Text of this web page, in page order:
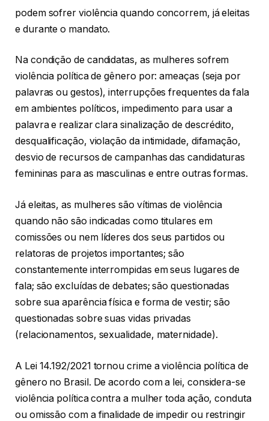
podem sofrer violência quando concorrem, já eleitas
e durante o mandato.
Na condição de candidatas, as mulheres sofrem
violência política de gênero por: ameaças (seja por
palavras ou gestos), interrupções frequentes da fala
em ambientes políticos, impedimento para usar a
palavra e realizar clara sinalização de descrédito,
desqualificação, violação da intimidade, difamação,
desvio de recursos de campanhas das candidaturas
femininas para as masculinas e entre outras formas.
Já eleitas, as mulheres são vítimas de violência
quando não são indicadas como titulares em
comissões ou nem líderes dos seus partidos ou
relatoras de projetos importantes; são
constantemente interrompidas em seus lugares de
fala; são excluídas de debates; são questionadas
sobre sua aparência física e forma de vestir; são
questionadas sobre suas vidas privadas
(relacionamentos, sexualidade, maternidade).
A Lei 14.192/2021 tornou crime a violência política de
gênero no Brasil. De acordo com a lei, considera-se
violência política contra a mulher toda ação, conduta
ou omissão com a finalidade de impedir ou restringir